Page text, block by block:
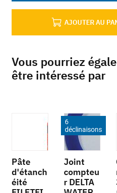
AJOUTER AU
Vous pourriez
être intéressé par
Pâte
d'étanch
éité
6
déclinaisons
Joint
compteu
r DELTA